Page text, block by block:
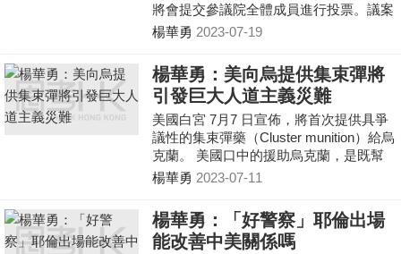
將會提交參議院全體成員進行投票。議案
一旦生效，三間香港駐美國經濟貿易辦事
奧（Marco Rubio）及民主黨參議員默克
利（Jeff Merkley）共同提出。提出議案
的魯比奧和默克利瘋狂抹黑《港區國安
法》，妄稱自2020年香港正式實施《港區
國安法》後，印證中國政府嚴重干預「一
國兩制」，香港駐美經貿辦現在不單是北
京的附屬物，更已淪為中國的政治工具
楊華勇 2023-07-19
楊華勇：美向烏提供集束彈將
引發巨大人道主義災難
美國白宮 7月7 日宣佈，將首次提供具爭
議性的集束彈藥（Cluster munition）給烏
克蘭。 美國口中的援助烏克蘭，是既幫
美軍消了舊庫存，又猛下新訂單，把白花
滿缽滿。美方口口聲聲要維護和平，實際
上卻大發戰爭財。美國的軍工企業從烏克
蘭戰場賺得盆滿缽滿，良心何在？事實早
楊華勇 2023-07-11
楊華勇：「好警察」耶倫出場
能改善中美關係嗎